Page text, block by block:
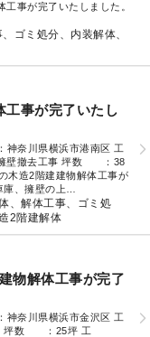
事が完了いたしました。
ゴミ処分、内装解体、
工事が完了いたし
神奈川県横浜市港南区 工
擁壁撤去工事 坪数 ：38
造2階建建物解体工事が
庫、擁壁の上…
、解体工事、ゴミ処
2階建解体
物解体工事が完了
神奈川県横浜市金沢区 工
坪数 ：25坪 工